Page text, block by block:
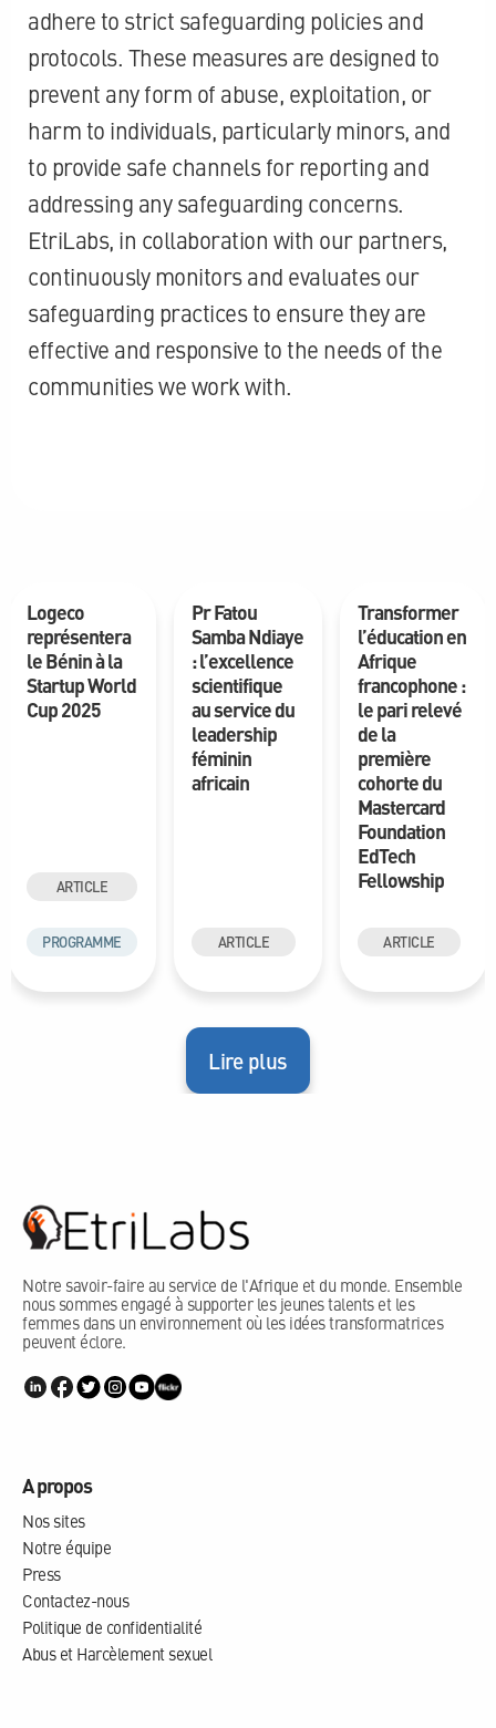
adhere to strict safeguarding policies and
protocols. These measures are designed to
prevent any form of abuse, exploitation, or
harm to individuals, particularly minors, and
to provide safe channels for reporting and
addressing any safeguarding concerns.
EtriLabs, in collaboration with our partners,
continuously monitors and evaluates our
safeguarding practices to ensure they are
effective and responsive to the needs of the
communities we work with.
Logeco
représentera
le Bénin à la
Startup World
Cup 2025
ARTICLE
PROGRAMME
Pr Fatou
Samba Ndiaye
: l’excellence
scientifique
au service du
leadership
féminin
africain
ARTICLE
Transformer
l’éducation en
Afrique
francophone :
le pari relevé
de la
première
cohorte du
Mastercard
Foundation
EdTech
Fellowship
ARTICLE
Lire plus
Notre savoir-faire au service de l'Afrique et du monde. Ensemble
nous sommes engagé à supporter les jeunes talents et les
femmes dans un environnement où les idées transformatrices
peuvent éclore.
A propos
Nos sites
Notre équipe
Press
Contactez-nous
Politique de confidentialité
Abus et Harcèlement sexuel